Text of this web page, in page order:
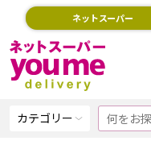
ネットスーパー
カテゴリー